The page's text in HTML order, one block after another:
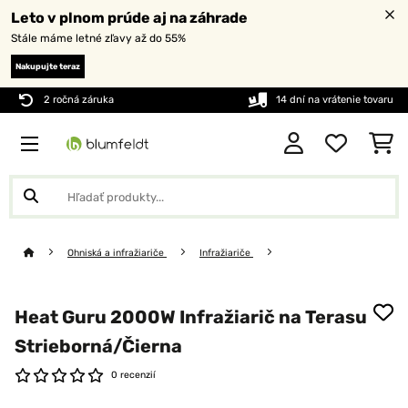
Leto v plnom prúde aj na záhrade
Stále máme letné zľavy až do 55%
Nakupujte teraz
2 ročná záruka 14 dní na vrátenie tovaru
Ohniská a infražiariče Infražiariče
Heat Guru 2000W Infražiarič na Terasu​
Strieborná/Čierna
0 recenzií